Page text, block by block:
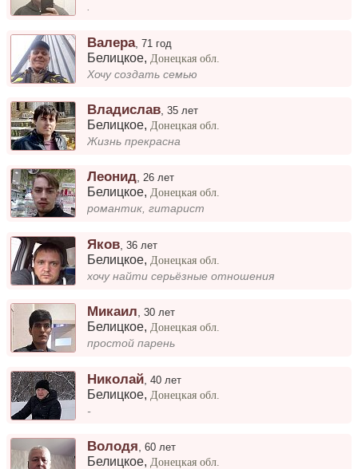
.
Валера,71 год
Белицкое, Донецкая обл.
Хочу создать семью
Владислав ,35 лет
Белицкое, Донецкая обл.
Жизнь прекрасна
Леонид,26 лет
Белицкое, Донецкая обл.
романтик, гитарист
Яков ,36 лет
Белицкое, Донецкая обл.
хочу найти серьёзные отношения
Микаил ,30 лет
Белицкое, Донецкая обл.
простой парень
Николай ,40 лет
Белицкое, Донецкая обл.
-
Володя ,60 лет
Белицкое, Донецкая обл.